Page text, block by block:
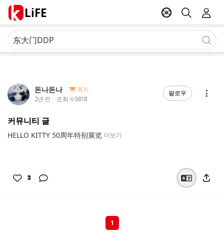
LiFE
돈나돈나
쪽지
2년 전
조회 수3818
팔로우
커뮤니티 글
HELLO KITTY 50周年特别展览 더보기
3
1